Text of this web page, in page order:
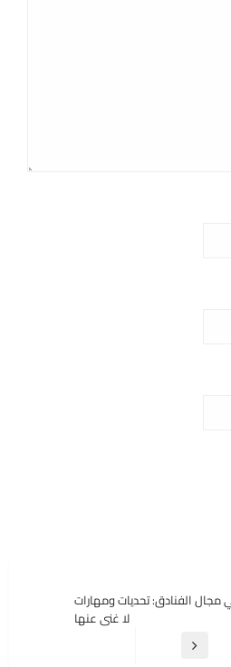
الفنادق: تحديات ومهارات
لا غنى عنها